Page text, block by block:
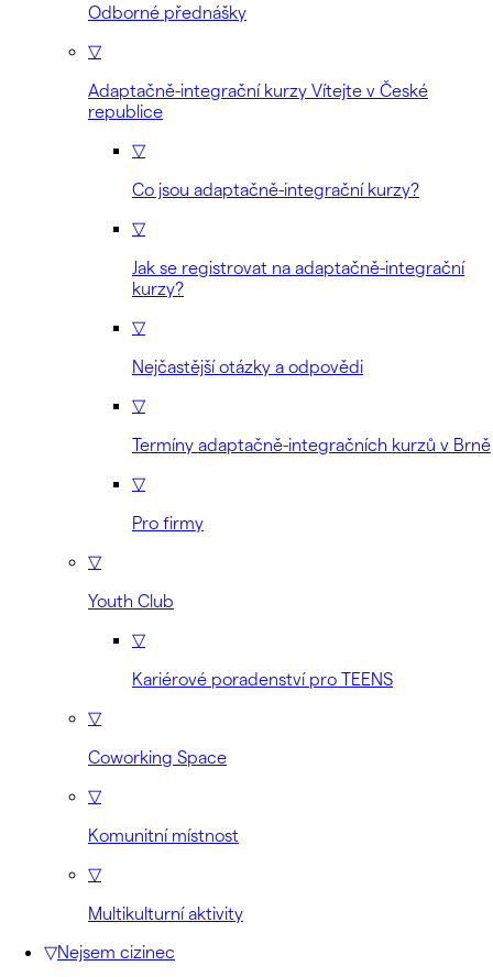
Odborné přednášky
▽
Adaptačně-integrační kurzy Vítejte v České
republice
▽
Co jsou adaptačně-integrační kurzy?
▽
Jak se registrovat na adaptačně-integrační
kurzy?
▽
Nejčastější otázky a odpovědi
▽
Termíny adaptačně-integračních kurzů v Brně
▽
Pro firmy
▽
Youth Club
▽
Kariérové poradenství pro TEENS
▽
Coworking Space
▽
Komunitní místnost
▽
Multikulturní aktivity
▽Nejsem cizinec